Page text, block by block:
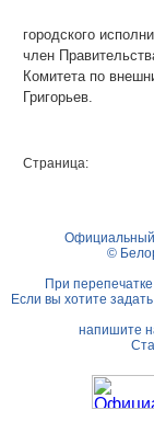
городского
член
Комитета по
Григорьев.
Страница:
Официальный
©
При
Если вы хотите
напишите